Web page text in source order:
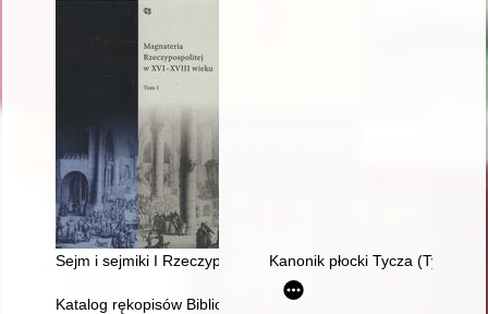
Sejm i sejmiki I Rzeczypospolitej w relacjach dyplomatów
Kanonik płocki Tycza
Katalog rękopisów Biblioteki Narodowej. T. 32,